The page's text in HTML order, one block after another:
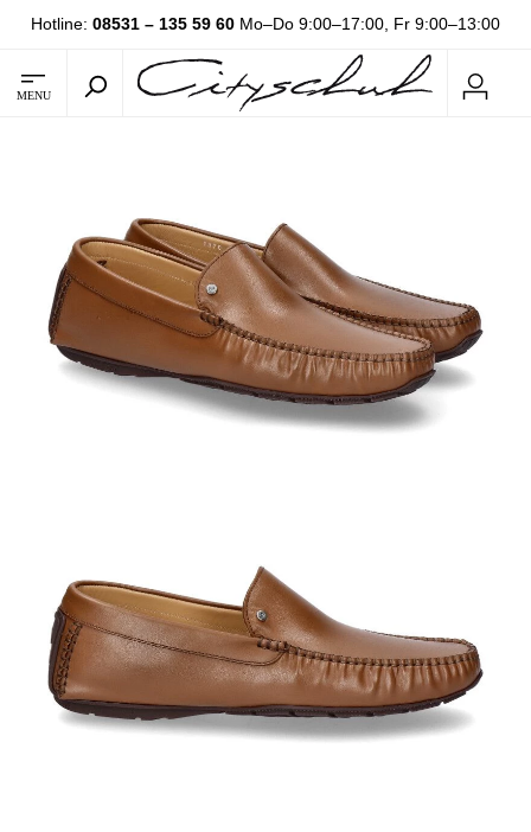
Hotline: 08531 – 135 59 60 Mo–Do 9:00–17:00, Fr 9:00–13:00
MENU